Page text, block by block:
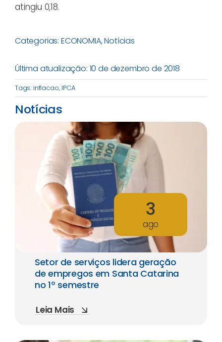
atingiu 0,18.
Categorias: ECONOMIA,Notícias
Última atualização: 10 de dezembro de 2018
Tags: inflacao, IPCA
Notícias
3
ago
Setor de serviços lidera geração
de empregos em Santa Catarina
no 1º semestre
Leia Mais